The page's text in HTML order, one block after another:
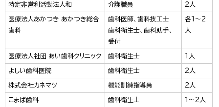
特定非営利活動法人和 介護職員 2人
医療法人あかつき あかつき総合
歯科
歯科医師、歯科技工士
歯科衛生士、歯科助手、
受付
各1～2
人
医療法人社団 あい歯科クリニック 歯科衛生士 1人
よしい歯科医院 歯科衛生士 2人
株式会社カネマツ 機能訓練指導員 2人
こまば歯科 歯科衛生士 1～2人